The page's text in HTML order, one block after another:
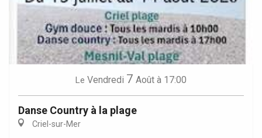
Le Vendredi 7 Août à 17:00
Danse Country à la plage
Criel-sur-Mer